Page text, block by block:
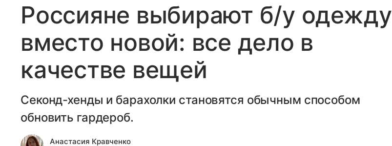
Россияне выбирают б/у одежду
вместо новой: все дело в
качестве вещей
Секонд-хенды и барахолки становятся обычным способом
обновить гардероб.
Анастасия Кравченко